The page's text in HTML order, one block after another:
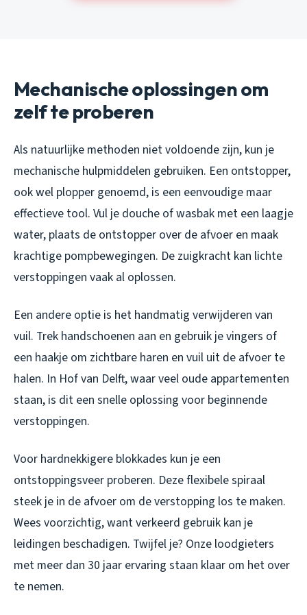
Mechanische oplossingen om
zelf te proberen
Als natuurlijke methoden niet voldoende zijn, kun je
mechanische hulpmiddelen gebruiken. Een ontstopper,
ook wel plopper genoemd, is een eenvoudige maar
effectieve tool. Vul je douche of wasbak met een laagje
water, plaats de ontstopper over de afvoer en maak
krachtige pompbewegingen. De zuigkracht kan lichte
verstoppingen vaak al oplossen.
Een andere optie is het handmatig verwijderen van
vuil. Trek handschoenen aan en gebruik je vingers of
een haakje om zichtbare haren en vuil uit de afvoer te
halen. In Hof van Delft, waar veel oude appartementen
staan, is dit een snelle oplossing voor beginnende
verstoppingen.
Voor hardnekkigere blokkades kun je een
ontstoppingsveer proberen. Deze flexibele spiraal
steek je in de afvoer om de verstopping los te maken.
Wees voorzichtig, want verkeerd gebruik kan je
leidingen beschadigen. Twijfel je? Onze loodgieters
met meer dan 30 jaar ervaring staan klaar om het over
te nemen.